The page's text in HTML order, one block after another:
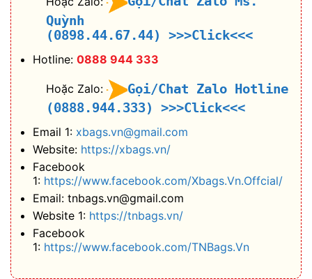
Quỳnh
(0898.44.67.44)
>>>Click<<<
Hotline: 0888 944 333
Hoặc Zalo:
Gọi/Chat Zalo Hotline
(0888.944.333)
>>>Click<<<
Email 1: xbags.vn@gmail.com
Website: https://xbags.vn/
Facebook
1: https://www.facebook.com/Xbags.Vn.Offcial/
Email: tnbags.vn@gmail.com
Website 1: https://tnbags.vn/
Facebook
1: https://www.facebook.com/TNBags.Vn